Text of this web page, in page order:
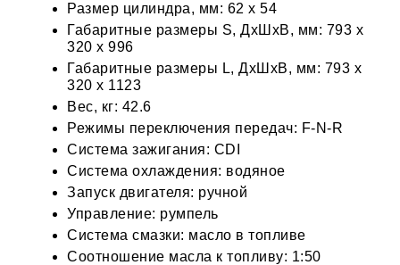
Размер цилиндра, мм: 62 x 54
Габаритные размеры S, ДхШхВ, мм: 793 х
320 х 996
Габаритные размеры L, ДхШхВ, мм: 793 х
320 х 1123
Вес, кг: 42.6
Режимы переключения передач: F-N-R
Система зажигания: CDI
Система охлаждения: водяное
Запуск двигателя: ручной
Управление: румпель
Система смазки: масло в топливе
Соотношение масла к топливу: 1:50